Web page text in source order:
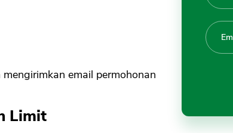
email permohonan
Limit